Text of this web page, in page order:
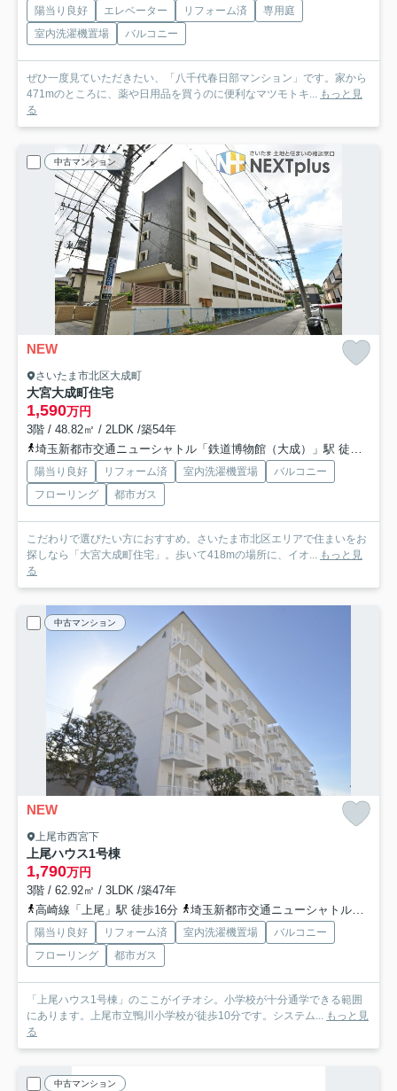
陽当り良好 エレベーター リフォーム済
専用庭
室内洗濯機置場
バルコニー
ぜひ一度見ていただきたい、「八千代春日部マンション」です。家から
471mのところに、薬や日用品を買うのに便利なマツモトキ... もっと見
る
中古マンション
NEW
さいたま市北区大成町
大宮大成町住宅
1,590万円
3階 / 48.82㎡ / 2LDK /築54年
埼玉新都市交通ニューシャトル「鉄道博物館（大成）」駅 徒歩10分
陽当り良好 リフォーム済 室内洗濯機置場
バルコニー
フローリング
都市ガス
こだわりで選びたい方におすすめ。さいたま市北区エリアで住まいをお
探しなら「大宮大成町住宅」。歩いて418mの場所に、イオ... もっと見
る
中古マンション
NEW
上尾市西宮下
上尾ハウス1号棟
1,790万円
3階 / 62.92㎡ / 3LDK /築47年
高崎線「上尾」駅 徒歩16分
埼玉新都市交通ニューシャトル「吉野原」駅 徒歩42分
陽当り良好 リフォーム済 室内洗濯機置場
バルコニー
フローリング
都市ガス
「上尾ハウス1号棟」のここがイチオシ。小学校が十分通学できる範囲
にあります。上尾市立鴨川小学校が徒歩10分です。システム... もっと見
る
中古マンション